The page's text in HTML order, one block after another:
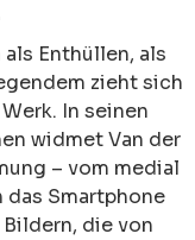
Enthüllen, als
zieht sich
In seinen
widmet Van der
– vom medial
Smartphone
die von